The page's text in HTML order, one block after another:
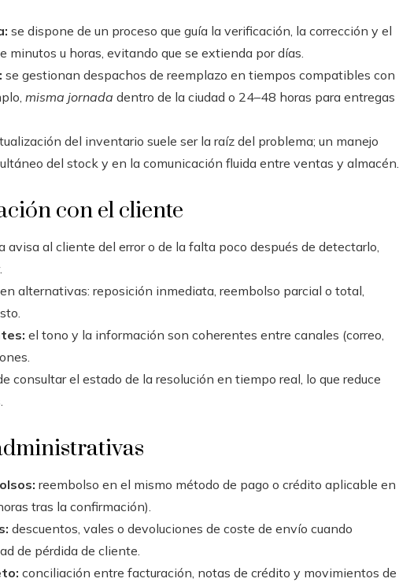
se dispone de un proceso que guía la verificación, la corrección y el
minutos u horas, evitando que se extienda por días.
se gestionan despachos de reemplazo en tiempos compatibles con
misma jornada dentro de la ciudad o 24–48 horas para entregas
del inventario suele ser la raíz del problema; un manejo
del stock y en la comunicación fluida entre ventas y almacén.
con el cliente
avisa al cliente del error o de la falta poco después de detectarlo,
alternativas: reposición inmediata, reembolso parcial o total,
el tono y la información son coherentes entre canales (correo,
consultar el estado de la resolución en tiempo real, lo que reduce
reembolso en el mismo método de pago o crédito aplicable en
tras la confirmación).
descuentos, vales o devoluciones de coste de envío cuando
de pérdida de cliente.
conciliación entre facturación, notas de crédito y movimientos de